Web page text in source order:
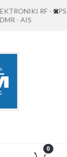
RF - GPS
- AIS